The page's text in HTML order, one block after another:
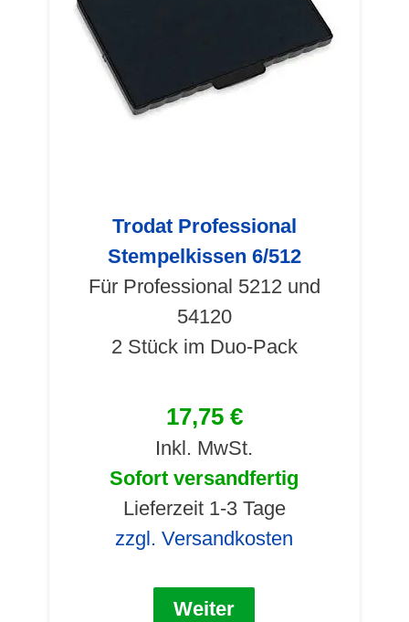
Trodat Professional
Stempelkissen 6/512
Für Professional 5212 und
54120
2 Stück im Duo-Pack
17,75 €
Inkl. MwSt.
Sofort versandfertig
Lieferzeit 1-3 Tage
zzgl. Versandkosten
Weiter